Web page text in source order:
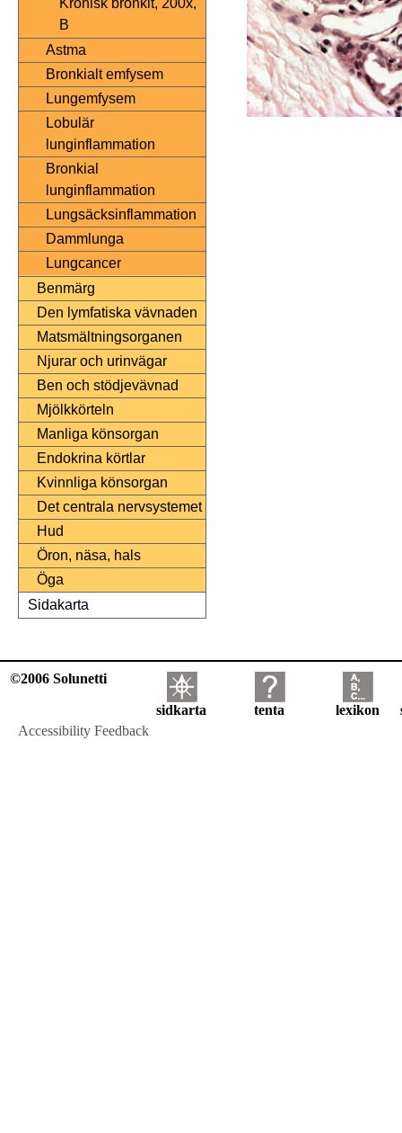
Kronisk bronkit, 200x,
B
Astma
Bronkialt emfysem
Lungemfysem
Lobulär
lunginflammation
Bronkial
lunginflammation
Lungsäcksinflammation
Dammlunga
Lungcancer
Benmärg
Den lymfatiska vävnaden
Matsmältningsorganen
Njurar och urinvägar
Ben och stödjevävnad
Mjölkkörteln
Manliga könsorgan
Endokrina körtlar
Kvinnliga könsorgan
Det centrala nervsystemet
Hud
Öron, näsa, hals
Öga
Sidakarta
©2006 Solunetti
sidkarta tenta lexikon
Accessibility Feedback